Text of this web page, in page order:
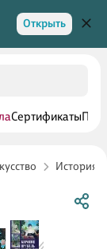
Открыть
Сертификаты
История